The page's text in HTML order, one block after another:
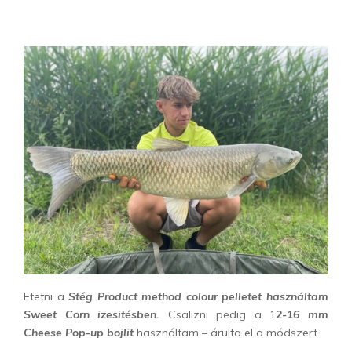
Etetni aStég Product method colour pelletet használtam
Sweet Corn izesitésben. Csalizni pedig a 12-16 mm
Cheese Pop-up bojlithasználtam – árulta el a módszert.